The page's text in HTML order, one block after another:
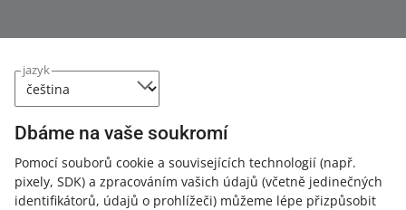
jazyk
Dbáme na vaše soukromí
Pomocí souborů cookie a souvisejících technologií (např.
pixely, SDK) a zpracováním vašich údajů (včetně jedinečných
identifikátorů, údajů o prohlížeči) můžeme lépe přizpůsobit
Tato stránka je dostupná i v jiných jazycích